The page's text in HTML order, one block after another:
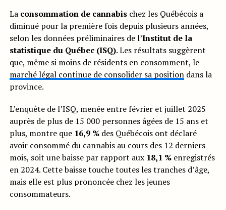
La consommation de cannabischez les Québécois a
diminué pour la première fois depuis plusieurs années,
selon les données préliminaires de l’Institut de la
statistique du Québec (ISQ). Les résultats suggèrent
que, même si moins de résidents en consomment, le
marché légal continue de consolider sa positiondans la
province.
L’enquête de l’ISQ, menée entre février et juillet 2025
auprès de plus de 15 000 personnes âgées de 15 ans et
plus, montre que 16,9 %des Québécois ont déclaré
avoir consommé du cannabis au cours des 12 derniers
mois, soit une baisse par rapport aux 18,1 %enregistrés
en 2024. Cette baisse touche toutes les tranches d’âge,
mais elle est plus prononcée chez les jeunes
consommateurs.